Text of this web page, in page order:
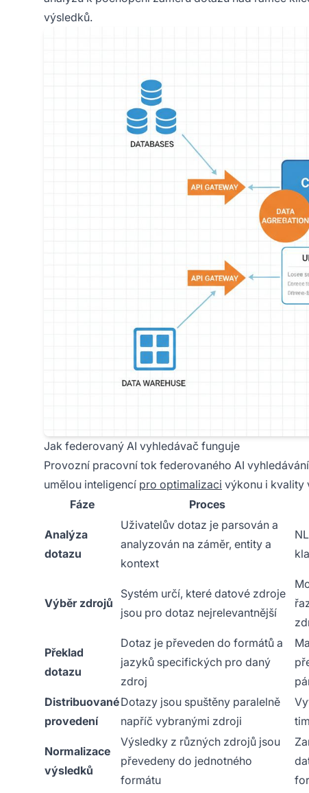
výsledků.
Jak federovaný AI vyhledávač funguje
Provozní pracovní tok federovaného AI
umělou inteligencí pro optimalizaci výkonu i kvality
Fáze
Proces
Analýza
dotazu
Uživatelův dotaz je parsován a
analyzován na záměr, entity a
kontext
Výběr zdrojů
Systém určí, které datové zdroje
jsou pro dotaz nejrelevantnější
Překlad
dotazu
Dotaz je převeden do formátů a
jazyků specifických pro daný
zdroj
Distribuované
provedení
Dotazy jsou spuštěny paralelně
napříč vybranými zdroji
Normalizace
výsledků
Výsledky z různých zdrojů jsou
převedeny do jednotného
formátu